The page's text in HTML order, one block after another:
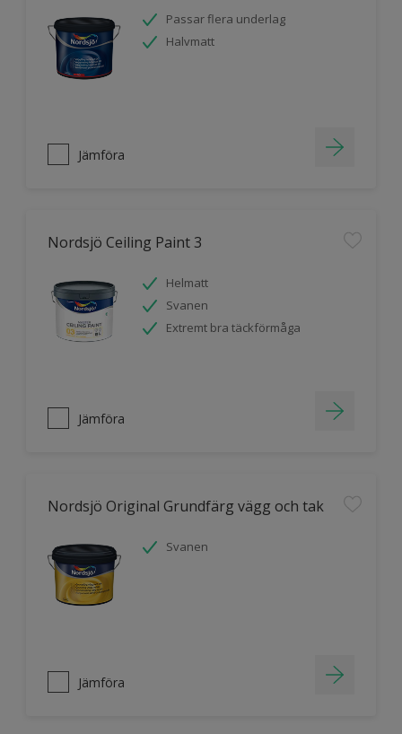
Passar flera underlag
Halvmatt
Jämföra
Nordsjö Ceiling Paint 3
Helmatt
Svanen
Extremt bra täckförmåga
Jämföra
Nordsjö Original Grundfärg vägg och tak
Svanen
Jämföra